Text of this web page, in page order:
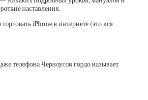
наставления.
iPhone в интернете (это вся
телефона Черноусов гордо называет